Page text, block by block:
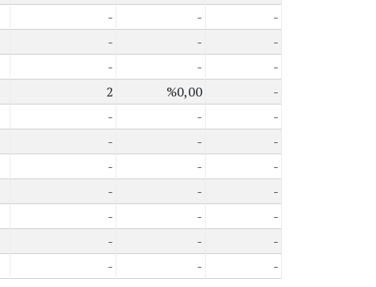
- -
-
- -
-
- -
-
2 %0,00
-
- -
-
- -
-
- -
-
- -
-
- -
-
- -
-
- - -